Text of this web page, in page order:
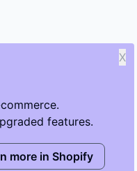
features.
X
more in Shopify
answers and cleaner